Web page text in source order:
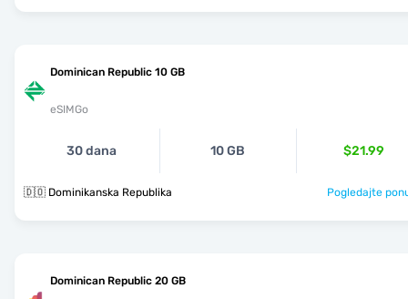
Dominican Republic 10 GB
eSIMGo
30 dana 10 GB $21.99
🇩🇴 Dominikanska Republika Pogledajte
Dominican Republic 20 GB